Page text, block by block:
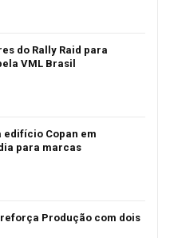
do Rally Raid para
VML Brasil
edifício Copan em
para marcas
Produção com dois